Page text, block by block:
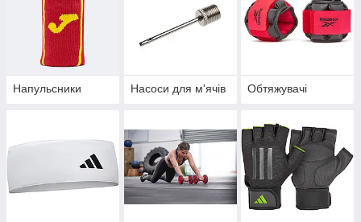
Напульсники Насоси для м'ячів Обтяжувачі